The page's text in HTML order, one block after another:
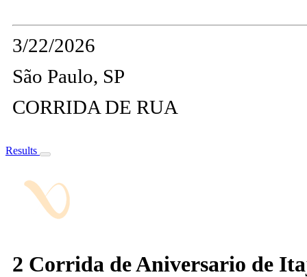
3/22/2026
São Paulo, SP
CORRIDA DE RUA
Results
2 Corrida de Aniversario de